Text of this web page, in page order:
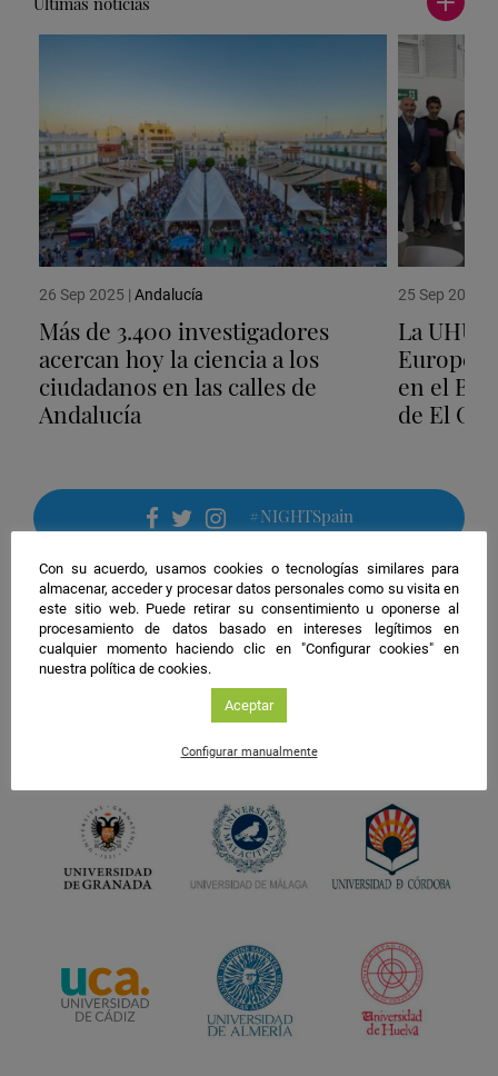
Ver
más
26 Sep 2025 | Andalucía
Más de 3.400 investigadores
acercan hoy la ciencia a los
ciudadanos en las calles de
Andalucía
25 Sep 2025
La UHU
Europea
en el
de El
#NIGHTSpain
Con su acuerdo, usamos cookies o tecnologías similares para
almacenar, acceder y procesar datos personales como su visita en
este sitio web. Puede retirar su consentimiento u oponerse al
procesamiento de datos basado en intereses legítimos en
cualquier momento haciendo clic en "Configurar cookies" en
nuestra política de cookies.
Aceptar
Configurar manualmente